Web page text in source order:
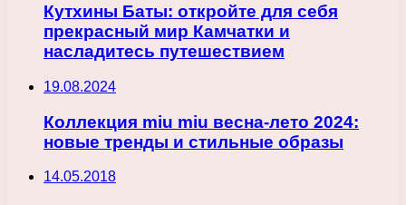
Кутхины Баты: откройте для себя
прекрасный мир Камчатки и
насладитесь путешествием
19.08.2024
Коллекция miu miu весна-лето 2024:
новые тренды и стильные образы
14.05.2018